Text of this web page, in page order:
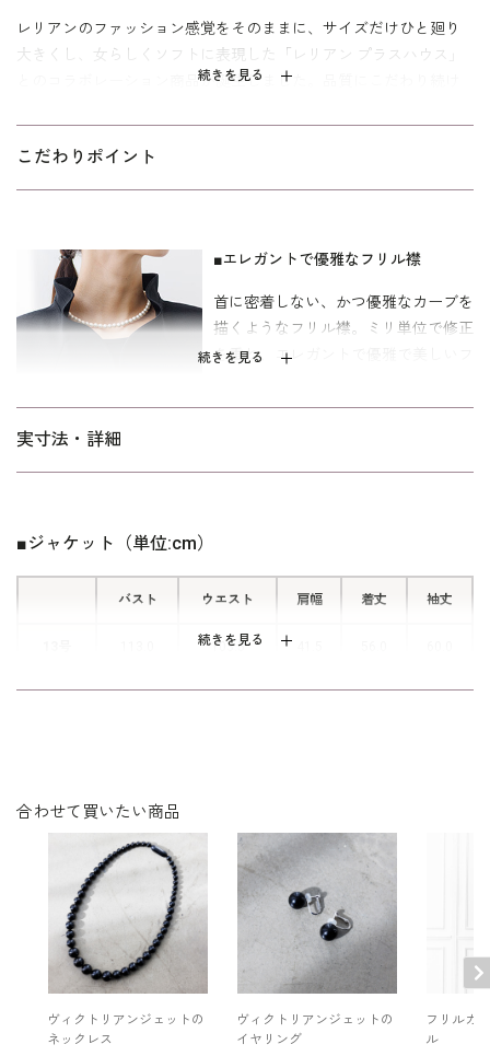
続きを見る
レリアンのファッション感覚をそのままに、サイズだけひと廻り
大きくし、女らしくソフトに表現した「レリアン プラスハウス」
とのコラボレーション商品が誕生しました。品質にこだわり続け
性を兼ね備えたデザインです。正面から背面にかけて、切り替え
を多くすることで、立体的な美しいシルエットになります。
表地は、価値ある装いを表現するブッチャー素材を使用。上品な
織柄から生まれる品のある装いをお楽しみください。袖はスリッ
膝が隠れる長め着丈です。同じデザインのレギュラーサイズより
も、更に全体的にゆとりを持たせたパターンで仕上げています。
すすめできるブラックフォーマルです。
ワンピースのみ、ご家庭でお洗濯できるウォッシャブル。ウォッシ
ャブルフォーマルのお洗濯方法
をご覧ください。
レリアン（レギュラーサイズ）はこちら
こだわりポイント
続きを見る
■エレガントで優雅なフリル襟
首に密着しない、かつ優雅なカーブを
描くようなフリル襟。ミリ単位で修正
を重ね、エレガントで優雅で美しいフ
■ワンピースの素材
上身頃はさらっとした柔らかいタッチ
のジョーゼットを使用。透けがなく上
品な印象に。襟ぐりはサテンで切り替
え、高級感をプラスしました。スカー
ト部分はナチュラルなストレッチの縦
二重織りで、楽に着用できます。
実寸法・詳細
続きを見る
■ジャケット（単位:cm）
バスト ウエスト 肩幅 着丈 袖丈
103.5
15号 118.0 108.0 42.5 56.5 60.0
見返し トリアセテート85％ ポリエステル1
5％
裏地：ポリエステル100％
洗濯方法：クリーニング
袖口スリット入り（折り返し可）
日本製
※モデル着用：
バッグ /5624161-96
※モデル：身長171cm 13号着用
合わせて買いたい商品
ヴィクトリアンジェットの
ネックレス
ヴィクトリアンジェットの
イヤリング
フリルカ
ル